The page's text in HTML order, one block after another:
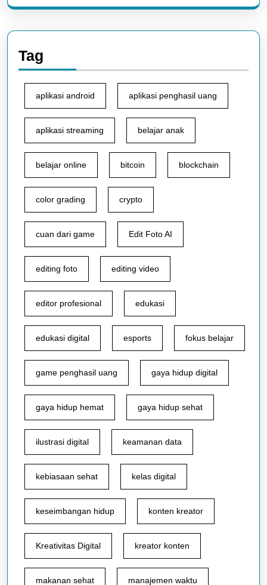
Tag
aplikasi android aplikasi penghasil uang
aplikasi streaming belajar anak
belajar online bitcoin blockchain
color grading crypto
cuan dari game Edit Foto AI
editing foto editing video
editor profesional edukasi
edukasi digital esports fokus belajar
game penghasil uang gaya hidup digital
gaya hidup hemat gaya hidup sehat
ilustrasi digital keamanan data
kebiasaan sehat kelas digital
keseimbangan hidup konten kreator
Kreativitas Digital kreator konten
makanan sehat manajemen waktu